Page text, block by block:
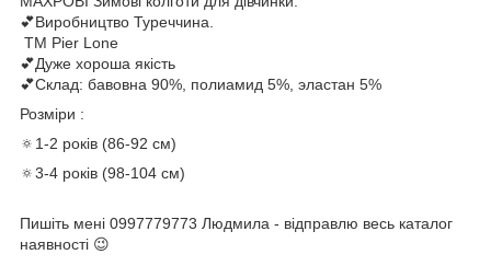
💕Виробництво Туреччина.
ТМ Pier Lone
💕Дуже хороша якість
💕Склад: бавовна 90%, полиамид 5%, эластан 5%
Розміри :
🔅1-2 років (86-92 см)
🔅3-4 років (98-104 см)
Пишіть мені 0997779773 Людмила - відправлю весь каталог
наявності 😉